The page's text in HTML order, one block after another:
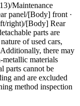
Maintenance
panel/[Body] front ·
right)/[Body] Rear
parts are
of used cars,
there may
metallic materials
parts cannot be
and are excluded
method inspection